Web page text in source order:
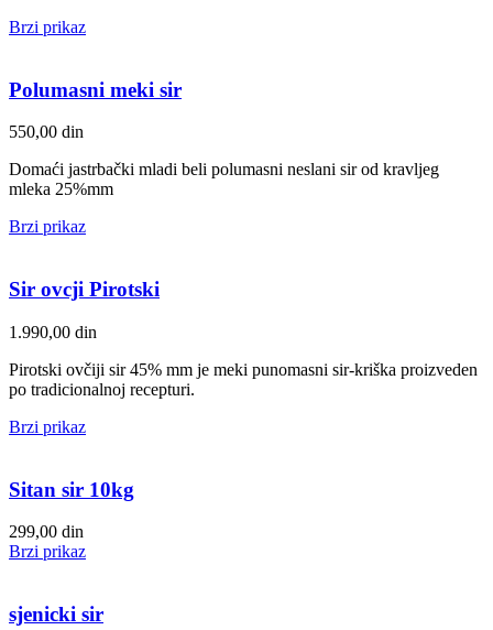
Brzi prikaz
Polumasni meki sir
550,00 din
Domaći jastrbački mladi beli polumasni neslani sir od kravljeg
mleka 25%mm
Brzi prikaz
Sir ovcji Pirotski
1.990,00 din
Pirotski ovčiji sir 45% mm je meki punomasni sir-kriška proizveden
po tradicionalnoj recepturi.
Brzi prikaz
Sitan sir 10kg
299,00 din
Brzi prikaz
sjenicki sir